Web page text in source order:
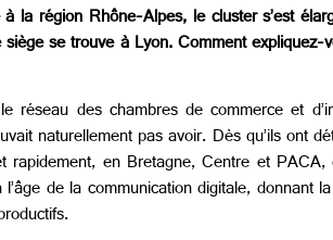
la région Rhône-Alpes, le cluster s’est
se trouve à Lyon. Comment
réseau des chambres de commerce et
naturellement pas avoir. Dès qu’ils ont
rapidement, en Bretagne, Centre et
de la communication digitale, donnant